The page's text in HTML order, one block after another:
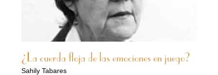
¿La cuerda floja de las emociones en juego?
Sahily Tabares